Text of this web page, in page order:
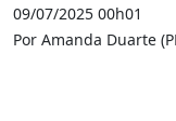
09/07/2025 00h01
Por Amanda Duarte